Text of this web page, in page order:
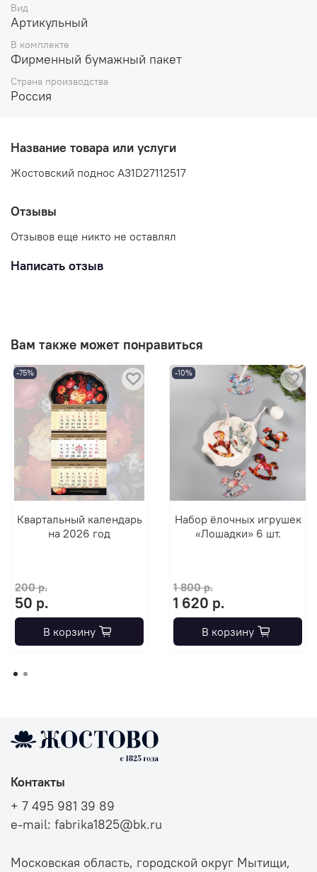
Вид
Артикульный
В комплекте
Фирменный бумажный пакет
Страна производства
Россия
Название товара или услуги
Жостовский поднос A31D27112517
Отзывы
Отзывов еще никто не оставлял
Написать отзыв
Вам также может понравиться
-75%
Квартальный календарь
на 2026 год
200 р.
50 р.
В корзину
-10%
Набор ёлочных игрушек
«Лошадки» 6 шт.
1 800 р.
1 620 р.
В корзину
Контакты
+ 7 495 981 39 89
e-mail: fabrika1825@bk.ru
Московская область, городской округ Мытищи,